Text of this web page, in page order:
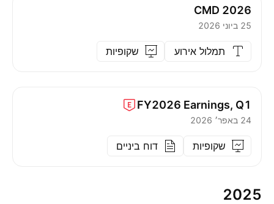
CMD 2026
25 ביוני 2026
תמלול אירוע שקופיות
Earnings, Q1
FY2026
24 באפר׳ 2026
שקופיות דוח ביניים
2025